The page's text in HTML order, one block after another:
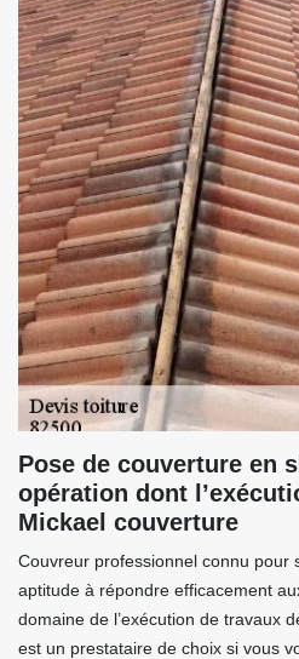
Pose de couverture en
opération dont
Mickael couverture
Couvreur professionnel connu pour
aptitude à répondre efficacement
domaine de l’exécution de travaux
est un prestataire de choix si vous